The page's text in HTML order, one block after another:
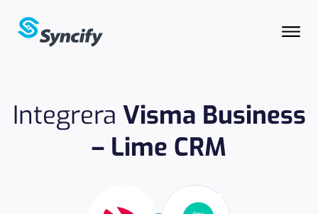
Integrera Visma Business
– Lime CRM